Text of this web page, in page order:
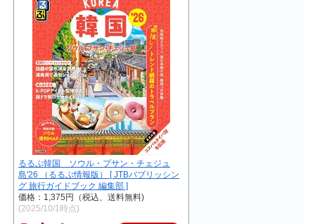
るるぶ韓国 ソウル・プサン・チェジュ
島'26 （るるぶ情報版） [ JTBパブリッシン
グ 旅行ガイドブック 編集部 ]
価格：1,375円（税込、送料無料)
(2025/10/1時点)